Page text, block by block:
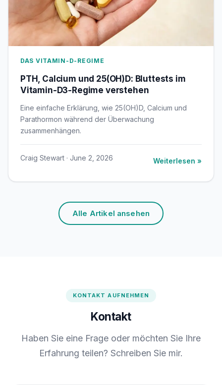
DAS VITAMIN-D-REGIME
PTH, Calcium und 25(OH)D: Bluttests im
Vitamin-D3-Regime verstehen
Eine einfache Erklärung, wie 25(OH)D, Calcium und
Parathormon während der Überwachung
zusammenhängen.
Craig Stewart · June 2, 2026 Weiterlesen »
Alle Artikel ansehen
KONTAKT AUFNEHMEN
Kontakt
Haben Sie eine Frage oder möchten Sie Ihre
Erfahrung teilen? Schreiben Sie mir.